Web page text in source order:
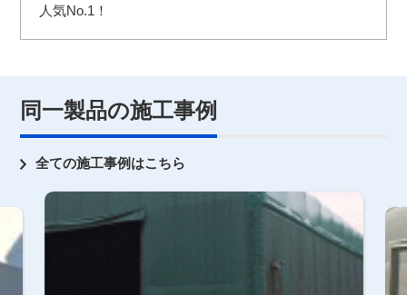
人気No.1！
同一製品の施工事例
全ての施工事例はこちら